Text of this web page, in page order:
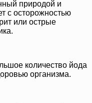
природой и
с осторожностью
или острые
количество йода
организма.